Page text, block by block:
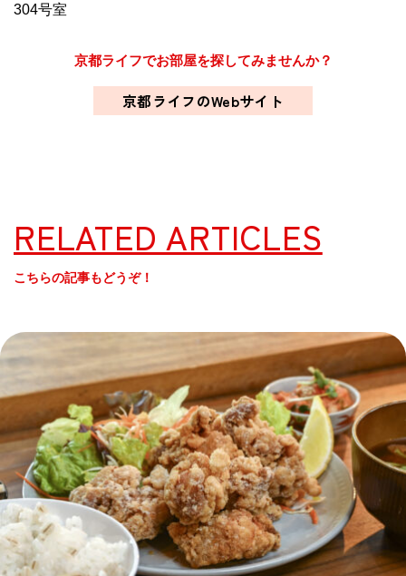
304号室
京都ライフでお部屋を探してみませんか？
京都ライフのWebサイト
RELATED ARTICLES
こちらの記事もどうぞ！